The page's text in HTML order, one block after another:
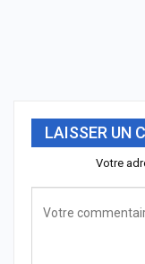
LAISSER UN
Votre